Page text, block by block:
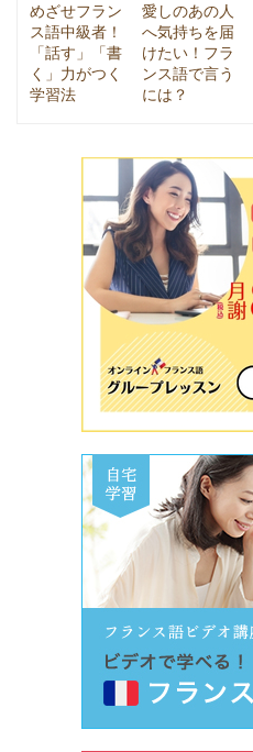
めざせフラン
ス語中級者！
「話す」「書
く」力がつく
学習法
愛しのあの人
へ気持ちを届
けたい！フラ
ンス語で言う
には？